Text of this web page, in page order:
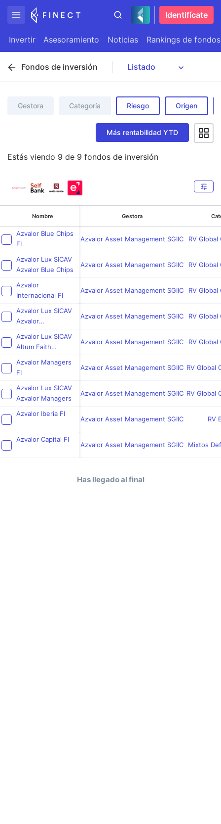
Identifícate
Invertir Asesoramiento Noticias Rankings de fondos
Fondos de inversión
Gestora Categoría Riesgo Origen
Más rentabilidad YTD
Estás viendo 9 de 9 fondos de inversión
Nombre Gestora
Azvalor Blue Chips
FI
Azvalor Asset Management SGIIC RV Global
Azvalor Lux SICAV
Azvalor Blue Chips
Azvalor Asset Management SGIIC RV Global
Azvalor
Internacional FI
Azvalor Asset Management SGIIC RV Global
Azvalor Lux SICAV
Azvalor
Azvalor Asset Management SGIIC RV Global
Azvalor Lux SICAV
Altum Faith
Azvalor Asset Management SGIIC RV Global
Azvalor Managers
FI
Azvalor Asset Management SGIIC RV Global
Azvalor Lux SICAV
Azvalor Managers
Azvalor Asset Management SGIIC RV Global
Azvalor Iberia FI
Azvalor Asset Management SGIIC RV
Azvalor Capital FI
Azvalor Asset Management SGIIC Mixtos
Has llegado al final